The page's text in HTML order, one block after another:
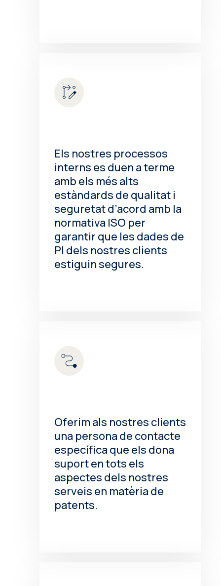
Els nostres processos
interns es duen a terme
amb els més alts
estàndards de qualitat i
seguretat d’acord amb la
normativa ISO per
garantir que les dades de
PI dels nostres clients
estiguin segures.
Oferim als nostres clients
una persona de contacte
específica que els dona
suport en tots els
aspectes dels nostres
serveis en matèria de
patents.